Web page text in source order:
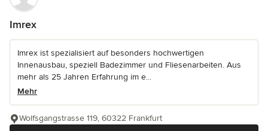
Imrex
Imrex ist spezialisiert auf besonders hochwertigen
Innenausbau, speziell Badezimmer und Fliesenarbeiten. Aus
mehr als 25 Jahren Erfahrung im e...
Mehr
Wolfsgangstrasse 119, 60322 Frankfurt